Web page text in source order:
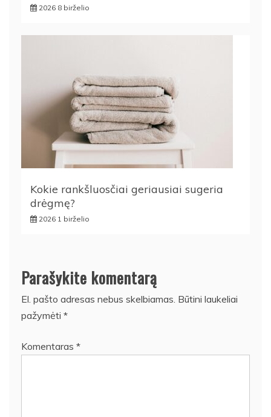
2026 8 birželio
Kokie rankšluosčiai geriausiai sugeria
drėgmę?
2026 1 birželio
Parašykite komentarą
El. pašto adresas nebus skelbiamas. Būtini laukeliai
pažymėti *
Komentaras *